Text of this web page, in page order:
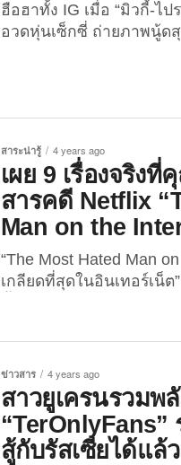
ฮือฮาทั้ง IG เมื่อ “มิวกี้-ไ
อวดหุ่นเซ็กซี่ ถ่ายภาพนู้ด
สาระน่ารู้ 4 years ago
เผย 9 เรื่องจริง
สารคดี Netflix
Man on the
“The Most Hated Man
เกลียดที่สุดในอินเทอร์เน็ต
(Hunter Moore)” ดูดรูปโ
เว็บไซต์
คนอื่นได้สาดคอมเมนต์หย
ติดคุก ซึ่งเธอและแม่จะต้อ
ทำลายชีวิตเหยื่อสาวมาก
ข่าวสาร 4 years ago
สาวยูเครนรวมพ
สู้กับรัสเซียได้แล้